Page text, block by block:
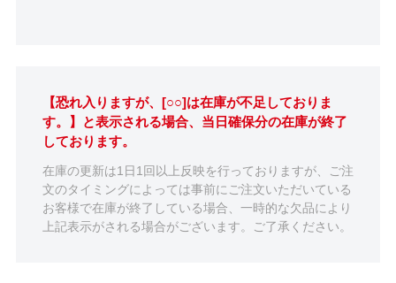
【恐れ入りますが、[○○]は在庫が不足しておりま
す。】と表示される場合、当日確保分の在庫が終了
しております。
在庫の更新は1日1回以上反映を行っておりますが、ご注
文のタイミングによっては事前にご注文いただいている
お客様で在庫が終了している場合、一時的な欠品により
上記表示がされる場合がございます。ご了承ください。